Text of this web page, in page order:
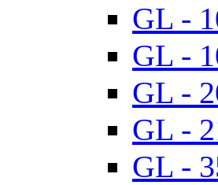
GL -
GL -
GL -
GL -
GL -